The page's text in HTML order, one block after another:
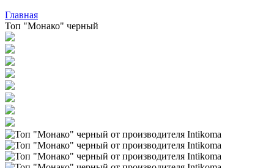
Главная
Топ "Монако" черный